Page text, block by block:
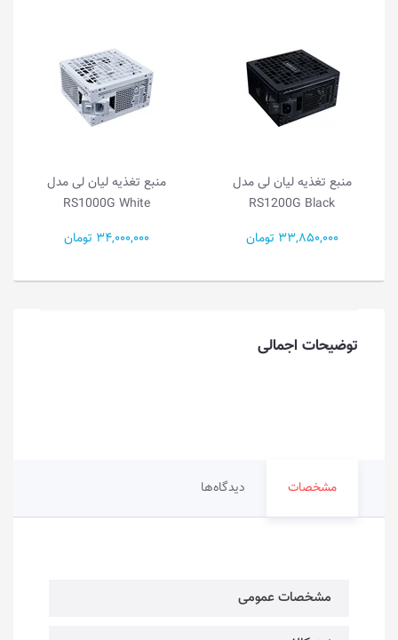
لیان لی مدل
RS1200G
منبع تغذیه لیان لی مدل
RS1000G White
منبع تغذیه
توضیحات اجمالی
مشخصات دیدگاه‌ها
مشخصات عمومی